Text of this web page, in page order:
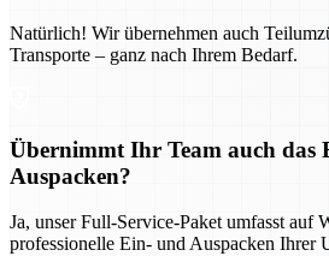
Natürlich! Wir übernehmen auch
Transporte – ganz nach Ihrem Bedarf.
Übernimmt Ihr Team auch das
Auspacken?
Ja, unser Full-Service-Paket umfasst auf
professionelle Ein- und Auspacken Ihrer